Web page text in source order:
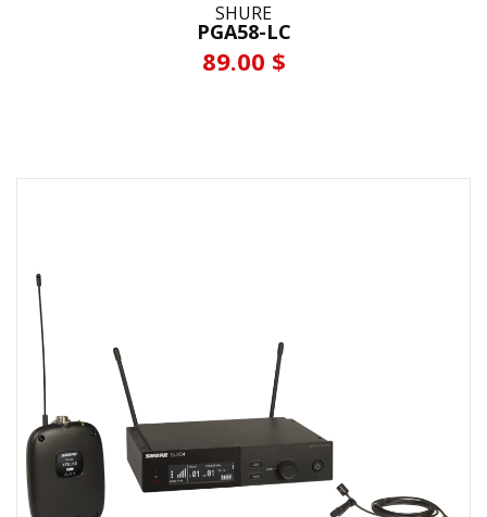
SHURE
PGA58-LC
89.00 $